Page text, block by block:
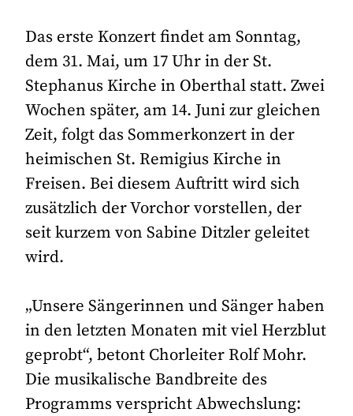
Das erste Konzert findet am Sonntag,
dem 31. Mai, um 17 Uhr in der St.
Stephanus Kirche in Oberthal statt. Zwei
Wochen später, am 14. Juni zur gleichen
Zeit, folgt das Sommerkonzert in der
heimischen St. Remigius Kirche in
Freisen. Bei diesem Auftritt wird sich
zusätzlich der Vorchor vorstellen, der
seit kurzem von Sabine Ditzler geleitet
wird.
„Unsere Sängerinnen und Sänger haben
in den letzten Monaten mit viel Herzblut
geprobt“, betont Chorleiter Rolf Mohr.
Die musikalische Bandbreite des
Programms verspricht Abwechslung: